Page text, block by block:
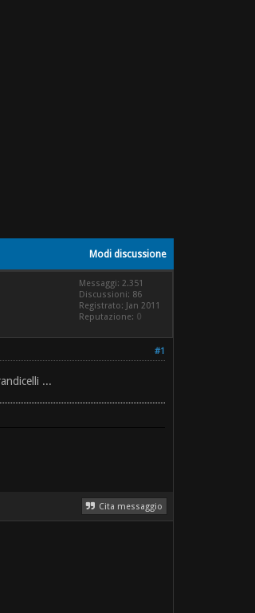
Modi discussione
Messaggi: 2.351
Discussioni: 86
Registrato: Jan 2011
Reputazione: 0
#1
...
Cita messaggio